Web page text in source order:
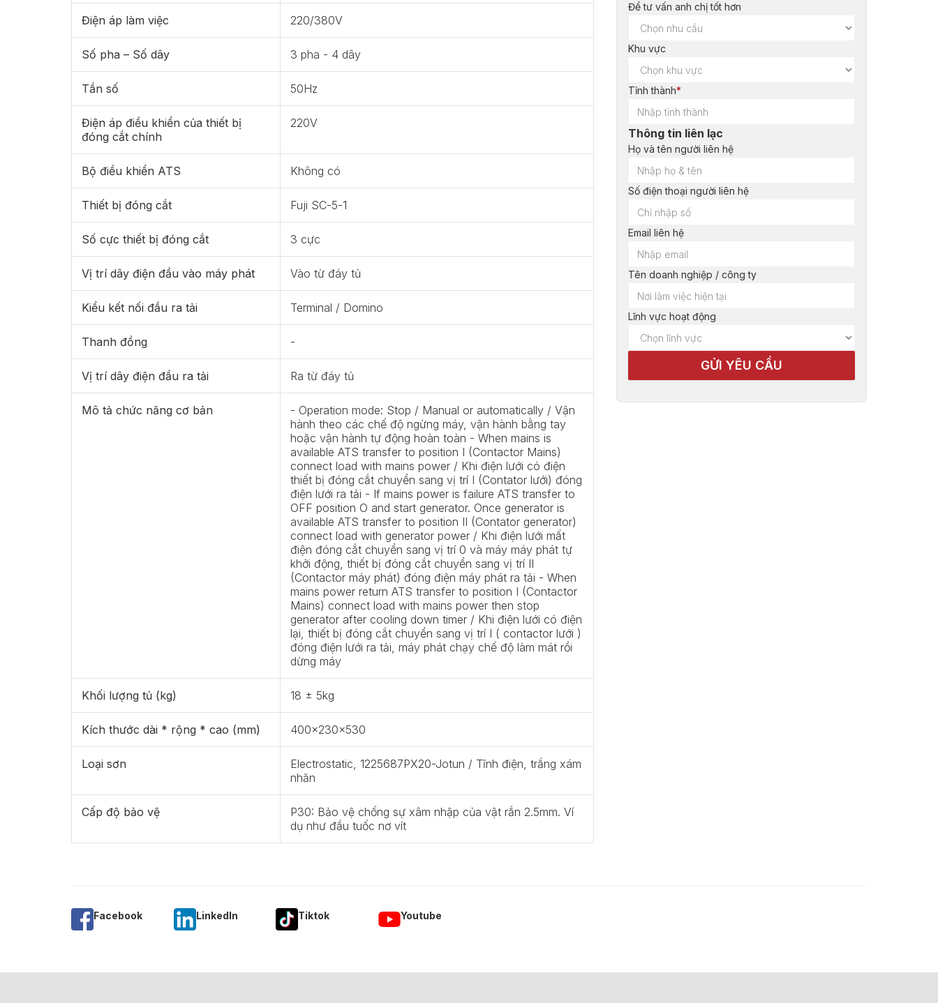
Điện áp làm việc 220/380V
Số pha – Số dây 3 pha - 4 dây
Tần số 50Hz
Điện áp điều khiển của thiết bị
đóng cắt chính
220V
Bộ điều khiển ATS Không có
Thiết bị đóng cắt Fuji SC-5-1
Số cực thiết bị đóng cắt 3 cực
Vị trí dây điện đầu vào máy phát Vào từ đáy tủ
Kiểu kết nối đầu ra tải Terminal / Domino
Thanh đồng -
Vị trí dây điện đầu ra tải Ra từ đáy tủ
Mô tả chức năng cơ bản
- Operation mode: Stop / Manual or automatically / Vận
hành theo các chế độ ngừng máy, vận hành bằng tay
hoặc vận hành tự động hoàn toàn - When mains is
available ATS transfer to position I (Contactor Mains)
connect load with mains power / Khi điện lưới có điện
thiết bị đóng cắt chuyển sang vị trí I (Contator lưới) đóng
điện lưới ra tải - If mains power is failure ATS transfer to
OFF position O and start generator. Once generator is
available ATS transfer to position II (Contator generator)
connect load with generator power / Khi điện lưới mất
điện đóng cắt chuyển sang vị trí 0 và máy máy phát tự
khởi động, thiết bị đóng cắt chuyển sang vị trí II
(Contactor máy phát) đóng điện máy phát ra tải - When
mains power return ATS transfer to position I (Contactor
Mains) connect load with mains power then stop
generator after cooling down timer / Khi điện lưới có điện
lại, thiết bị đóng cắt chuyển sang vị trí I ( contactor lưới )
đóng điện lưới ra tải, máy phát chạy chế độ làm mát rồi
dừng máy
Khối lượng tủ (kg) 18 ± 5kg
Kích thước dài * rộng * cao (mm) 400x230x530
Loại sơn
Electrostatic, 1225687PX20-Jotun / Tĩnh điện, trắng xám
nhăn
Cấp độ bảo vệ
P30: Bảo vệ chống sự xâm nhập của vật rắn 2.5mm. Ví
dụ như đầu tuốc nơ vít
Để tư vấn anh chị tốt hơn
Khu vực
Tỉnh thành*
Thông tin liên lạc
Họ và tên người liên hệ
Số điện thoại người liên hệ
Email liên hệ
Tên doanh nghiệp / công ty
Lĩnh vực hoạt động
Facebook Linkedln Tiktok Youtube